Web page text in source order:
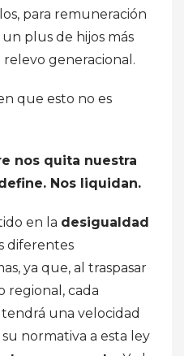
para remuneración
plus de hijos más
relevo generacional.
que esto no es
nos quita nuestra
Nos liquidan.
en la desigualdad
diferentes
ya que, al traspasar
regional, cada
una velocidad
normativa a esta ley